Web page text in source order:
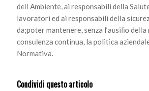
dell Ambiente, ai responsabili della
lavoratori ed ai responsabili della
da;poter mantenere, senza l’ausilio
consulenza continua, la politica
Normativa.
Condividi questo articolo